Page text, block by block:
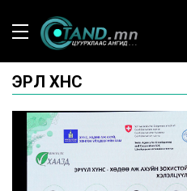
ЭРҮҮЛ ХҮНС